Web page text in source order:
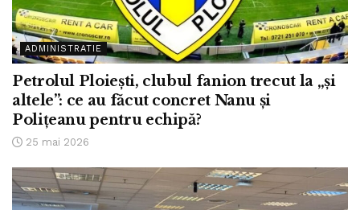
ADMINISTRATIE
Petrolul Ploiești, clubul fanion trecut la „și
altele”: ce au făcut concret Nanu și
Polițeanu pentru echipă?
25 mai 2026